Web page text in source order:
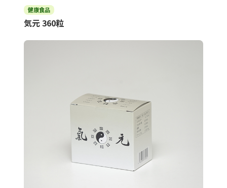
健康食品
気元 360粒